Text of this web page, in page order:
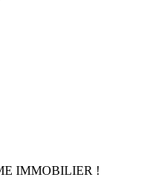
IMMOBILIER !